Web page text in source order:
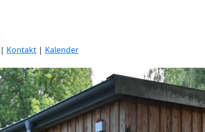
| Kontakt | Kalender